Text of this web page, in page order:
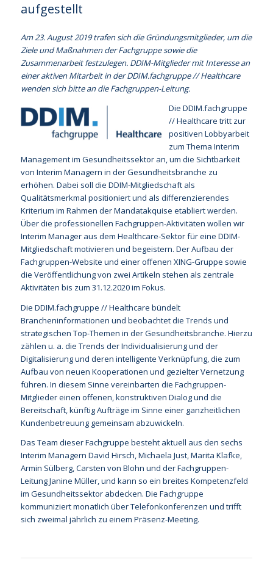
aufgestellt
Am 23. August 2019 trafen sich die Gründungsmitglieder, um die
Ziele und Maßnahmen der Fachgruppe sowie die
Zusammenarbeit festzulegen. DDIM-Mitglieder mit Interesse an
einer aktiven Mitarbeit in der DDIM.fachgruppe // Healthcare
wenden sich bitte an die Fachgruppen-Leitung.
Die DDIM.fachgruppe
// Healthcare tritt zur
positiven Lobbyarbeit
zum Thema Interim
Management im Gesundheitssektor an, um die Sichtbarkeit
von Interim Managern in der Gesundheitsbranche zu
erhöhen. Dabei soll die DDIM-Mitgliedschaft als
Qualitätsmerkmal positioniert und als differenzierendes
Kriterium im Rahmen der Mandatakquise etabliert werden.
Über die professionellen Fachgruppen-Aktivitäten wollen wir
Interim Manager aus dem Healthcare-Sektor für eine DDIM-
Mitgliedschaft motivieren und begeistern. Der Aufbau der
Fachgruppen-Website und einer offenen XING-Gruppe sowie
die Veröffentlichung von zwei Artikeln stehen als zentrale
Aktivitäten bis zum 31.12.2020 im Fokus.
Die DDIM.fachgruppe // Healthcare bündelt
Brancheninformationen und beobachtet die Trends und
strategischen Top-Themen in der Gesundheitsbranche. Hierzu
zählen u. a. die Trends der Individualisierung und der
Digitalisierung und deren intelligente Verknüpfung, die zum
Aufbau von neuen Kooperationen und gezielter Vernetzung
führen. In diesem Sinne vereinbarten die Fachgruppen-
Mitglieder einen offenen, konstruktiven Dialog und die
Bereitschaft, künftig Aufträge im Sinne einer ganzheitlichen
Kundenbetreuung gemeinsam abzuwickeln.
Das Team dieser Fachgruppe besteht aktuell aus den sechs
Interim Managern David Hirsch, Michaela Just, Marita Klafke,
Armin Sülberg, Carsten von Blohn und der Fachgruppen-
Leitung Janine Müller, und kann so ein breites Kompetenzfeld
im Gesundheitssektor abdecken. Die Fachgruppe
kommuniziert monatlich über Telefonkonferenzen und trifft
sich zweimal jährlich zu einem Präsenz-Meeting.